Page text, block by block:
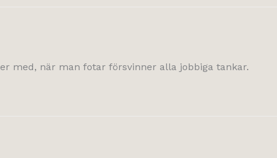
med, när man fotar försvinner alla jobbiga tankar.